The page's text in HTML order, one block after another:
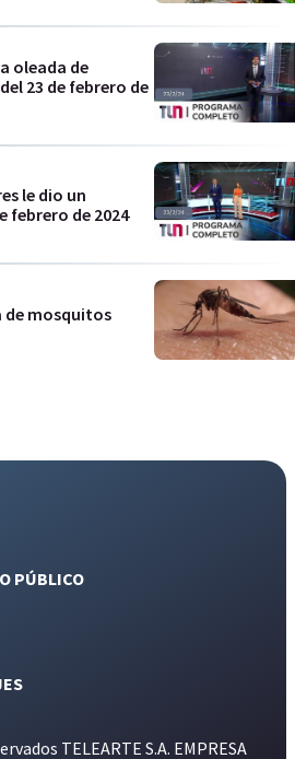
oleada de
23 de febrero de
le dio un
febrero de 2024
mosquitos
PÚBLICO
TELEARTE S.A. EMPRESA